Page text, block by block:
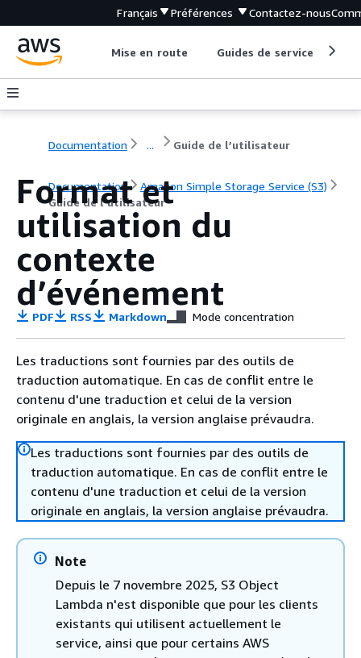
Français Préférences Contactez-nous
Mise en route Guides de service
Documentation ... Guide de l’utilisateur
Documentation
Amazon Simple Storage Service (S3)
Guide de l’utilisateur
Format et
utilisation du
contexte
d’événement
PDF RSS Markdown Mode concentration
Les traductions sont fournies par des outils de
traduction automatique. En cas de conflit entre le
contenu d'une traduction et celui de la version
originale en anglais, la version anglaise prévaudra.
Les traductions sont fournies par des outils de
traduction automatique. En cas de conflit entre le
contenu d'une traduction et celui de la version
originale en anglais, la version anglaise prévaudra.
Note
Depuis le 7 novembre 2025, S3 Object
Lambda n'est disponible que pour les clients
existants qui utilisent actuellement le
service, ainsi que pour certains AWS